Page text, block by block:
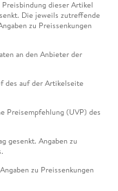
dieser Artikel
Die jeweils zutreffende
zu Preissenkungen
an den Anbieter der
des auf der Artikelseite
Preisempfehlung (UVP) des
gesenkt. Angaben zu
zu Preissenkungen